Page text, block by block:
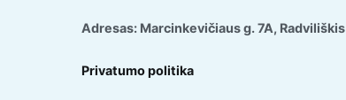
Adresas: Marcinkevičiaus g. 7A, Radviliškis
Privatumo politika